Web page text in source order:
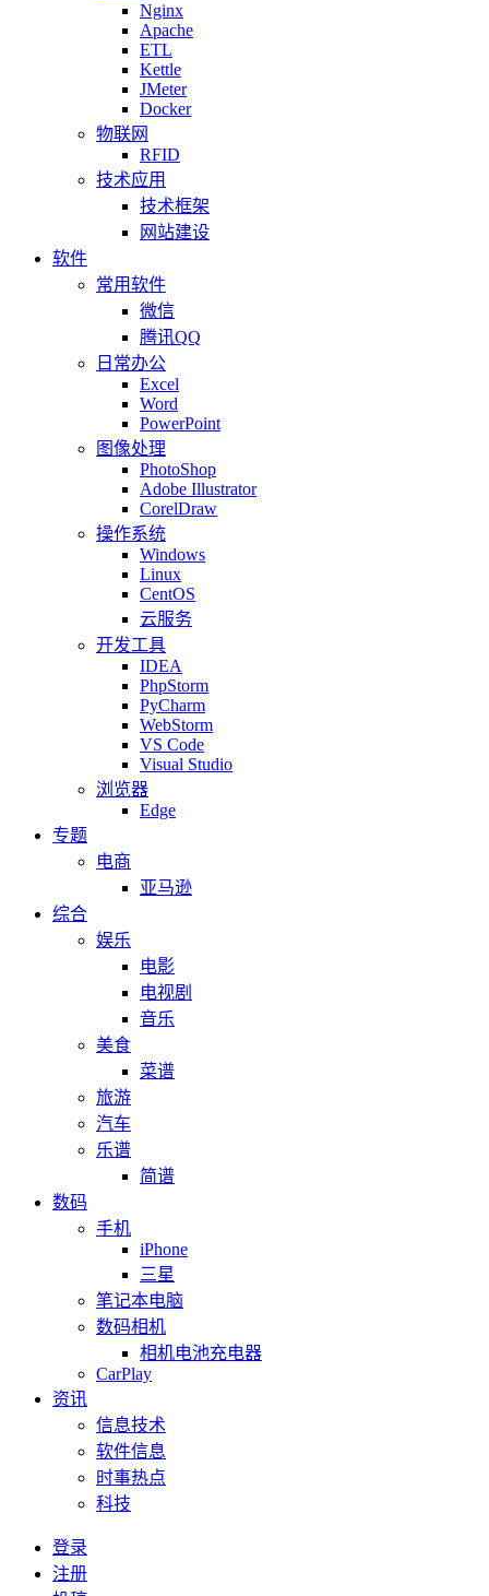
Nginx
Apache
ETL
Kettle
JMeter
Docker
物联网
RFID
技术应用
技术框架
网站建设
软件
常用软件
微信
腾讯QQ
日常办公
Excel
Word
PowerPoint
图像处理
PhotoShop
Adobe Illustrator
CorelDraw
操作系统
Windows
Linux
CentOS
云服务
开发工具
IDEA
PhpStorm
PyCharm
WebStorm
VS Code
Visual Studio
浏览器
Edge
专题
电商
亚马逊
综合
娱乐
电影
电视剧
音乐
美食
菜谱
旅游
汽车
乐谱
简谱
数码
手机
iPhone
三星
笔记本电脑
数码相机
相机电池充电器
CarPlay
资讯
信息技术
软件信息
时事热点
科技
登录
注册